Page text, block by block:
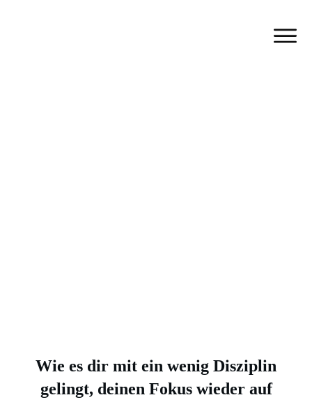
Wie es dir mit ein wenig Disziplin
gelingt, deinen Fokus wieder auf